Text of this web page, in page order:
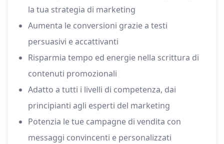
la tua strategia di marketing
Aumenta le conversioni grazie a testi
persuasivi e accattivanti
Risparmia tempo ed energie nella scrittura di
contenuti promozionali
Adatto a tutti i livelli di competenza, dai
principianti agli esperti del marketing
Potenzia le tue campagne di vendita con
messaggi convincenti e personalizzati